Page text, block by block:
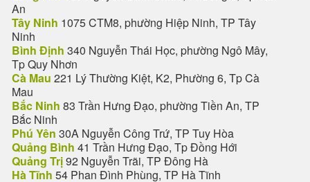
An
Tây Ninh 1075 CTM8, phường Hiệp Ninh, TP Tây
Ninh
Bình Định 340 Nguyễn Thái Học, phường Ngô Mây,
Tp Quy Nhơn
Cà Mau 221 Lý Thường Kiệt, K2, Phường 6, Tp Cà
Mau
Bắc Ninh 83 Trần Hưng Đạo, phường Tiền An, TP
Bắc Ninh
Phú Yên 30A Nguyễn Công Trứ, TP Tuy Hòa
Quảng Bình 41 Trần Hưng Đạo, Tp Đồng Hới
Quảng Trị92 Nguyễn Trãi, TP Đông Hà
Hà Tĩnh 54 Phan Đình Phùng, TP Hà Tĩnh